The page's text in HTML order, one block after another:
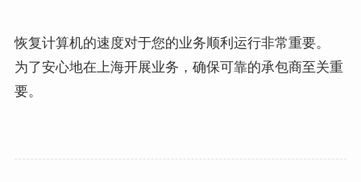
恢复计算机的速度对于您的业务顺利运行非常重要。
为了安心地在上海开展业务，确保可靠的承包商至关重
要。